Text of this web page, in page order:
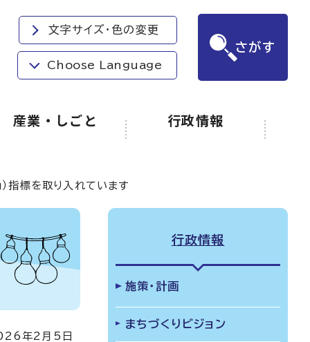
文字サイズ・色の変更
Choose Language
さがす
産業・しごと 行政情報
標を取り入れています
年2月5日
行政情報
施策・計画
まちづくりビジョン